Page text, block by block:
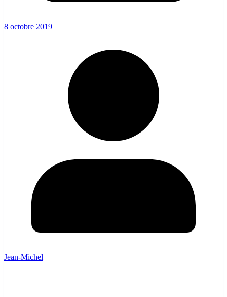
8 octobre 2019
Jean-Michel